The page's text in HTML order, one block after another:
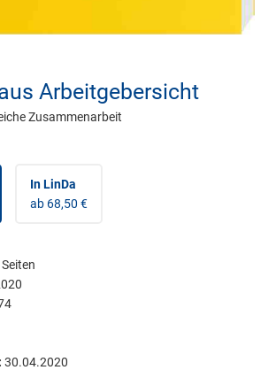
Arbeitgebersicht
Zusammenarbeit
In LinDa
ab 68,50 €
Seiten
30.04.2020